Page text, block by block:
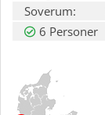
Soverum:
6 Personer